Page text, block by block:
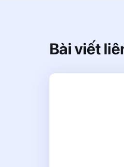
Bài viết